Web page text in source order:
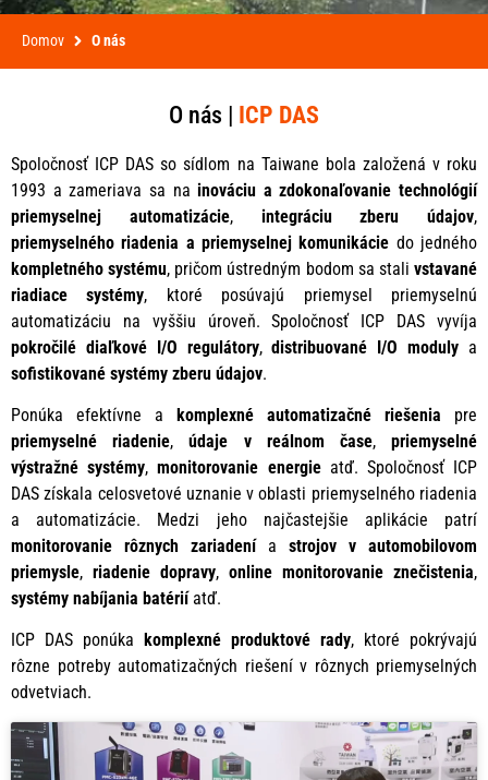
Domov O nás
O nás | ICP DAS
Spoločnosť ICP DAS so sídlom na Taiwane bola založená v roku
1993 a zameriava sa nainováciu a zdokonaľovanie technológií
priemyselnej automatizácie, integráciu zberu údajov,
priemyselného riadenia a priemyselnej komunikácie do jedného
kompletného systému, pričom ústredným bodom sa stalivstavané
riadiace systémy, ktoré posúvajú priemysel priemyselnú
automatizáciu na vyššiu úroveň. Spoločnosť ICP DAS vyvíja
pokročilé diaľkové I/O regulátory,distribuované I/O moduly a
sofistikované systémy zberu údajov.
Ponúka efektívne a komplexné automatizačné riešenia pre
priemyselné riadenie,údaje v reálnom čase,priemyselné
výstražné systémy,monitorovanie energieatď. Spoločnosť ICP
DAS získala celosvetové uznanie v oblasti priemyselného riadenia
a automatizácie. Medzi jeho najčastejšie aplikácie patrí
monitorovanie rôznych zariadenía strojov v automobilovom
priemysle, riadenie dopravy, online monitorovanie znečistenia,
systémy nabíjania batériíatď.
ICP DAS ponúka komplexné produktové rady, ktoré pokrývajú
rôzne potreby automatizačných riešení v rôznych priemyselných
odvetviach.